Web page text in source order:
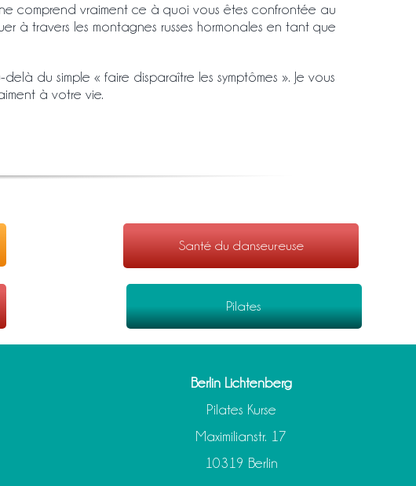
comprend vraiment ce à quoi vous êtes confrontée au
à travers les montagnes russes hormonales en tant que
du simple « faire disparaître les symptômes ». Je vous
à votre vie.
Santé du danseur·euse
Pilates
Berlin Lichtenberg
Pilates Kurse
Maximilianstr. 17
10319 Berlin